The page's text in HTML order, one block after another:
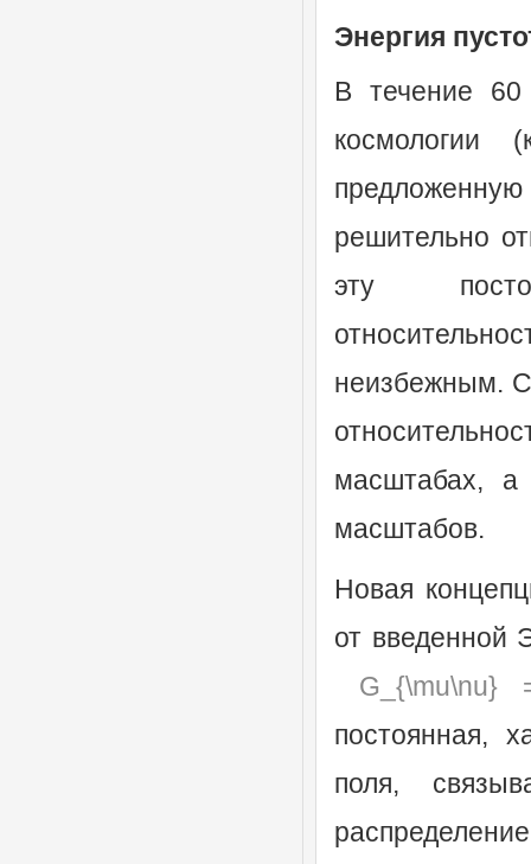
Энергия
В течение
предложенную
решительно
эту
неизбежным.
масштабах,
масштабов.
Новая
от введенной
G_{\mu\nu}
постоянная,
поля,